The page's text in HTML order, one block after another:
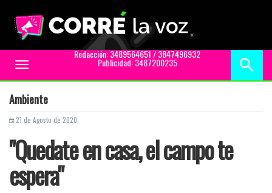
Toggle
navigation
Redacción: 3489564651 / 3847496932
Publicidad: 3487200235
Ambiente
21 de Agosto de 2020
"Quedate en casa, el campo te
espera"